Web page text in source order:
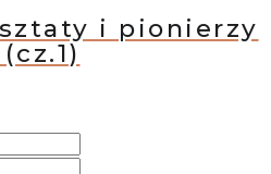
i pionierzy